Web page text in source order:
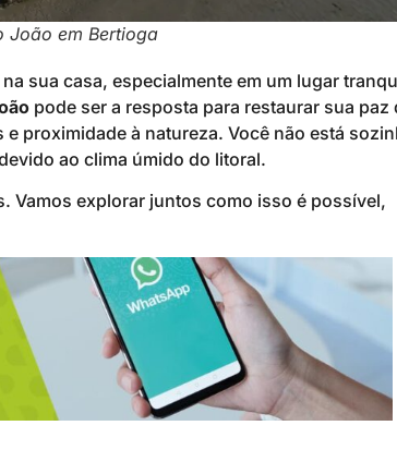
João em Bertioga
sua casa, especialmente em um lugar
pode ser a resposta para restaurar sua paz
proximidade à natureza. Você não está
ao clima úmido do litoral.
Vamos explorar juntos como isso é possível,